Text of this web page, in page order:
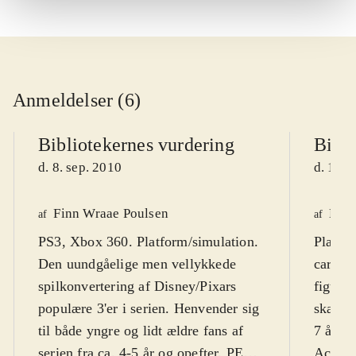
Anmeldelser (6)
Bibliotekernes vurdering
d. 8. sep. 2010
af Finn Wraae Poulsen
PS3, Xbox 360. Platform/simulation.
Den uundgåelige men vellykkede
spilkonvertering af Disney/Pixars
populære 3'er i serien. Henvender sig
til både yngre og lidt ældre fans af
d. 16.
af
7 år.